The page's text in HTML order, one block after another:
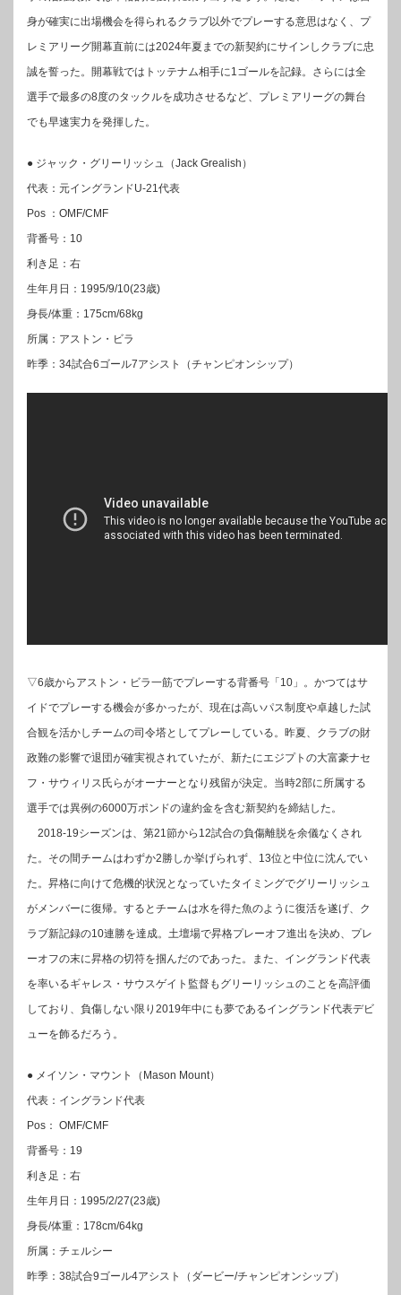
身が確実に出場機会を得られるクラブ以外でプレーする意思はなく、プ
レミアリーグ開幕直前には2024年夏までの新契約にサインしクラブに忠
誠を誓った。開幕戦ではトッテナム相手に1ゴールを記録。さらには全
選手で最多の8度のタックルを成功させるなど、プレミアリーグの舞台
でも早速実力を発揮した。
● ジャック・グリーリッシュ（Jack Grealish）
代表：元イングランドU-21代表
Pos ：OMF/CMF
背番号：10
利き足：右
生年月日：1995/9/10(23歳)
身長/体重：175cm/68kg
所属：アストン・ビラ
昨季：34試合6ゴール7アシスト（チャンピオンシップ）
▽6歳からアストン・ビラ一筋でプレーする背番号「10」。かつてはサ
イドでプレーする機会が多かったが、現在は高いパス制度や卓越した試
合観を活かしチームの司令塔としてプレーしている。昨夏、クラブの財
政難の影響で退団が確実視されていたが、新たにエジプトの大富豪ナセ
フ・サウィリス氏らがオーナーとなり残留が決定。当時2部に所属する
選手では異例の6000万ポンドの違約金を含む新契約を締結した。
2018-19シーズンは、第21節から12試合の負傷離脱を余儀なくされ
た。その間チームはわずか2勝しか挙げられず、13位と中位に沈んでい
た。昇格に向けて危機的状況となっていたタイミングでグリーリッシュ
がメンバーに復帰。するとチームは水を得た魚のように復活を遂げ、ク
ラブ新記録の10連勝を達成。土壇場で昇格プレーオフ進出を決め、プレ
ーオフの末に昇格の切符を掴んだのであった。また、イングランド代表
を率いるギャレス・サウスゲイト監督もグリーリッシュのことを高評価
しており、負傷しない限り2019年中にも夢であるイングランド代表デビ
ューを飾るだろう。
● メイソン・マウント（Mason Mount）
代表：イングランド代表
Pos： OMF/CMF
背番号：19
利き足：右
生年月日：1995/2/27(23歳)
身長/体重：178cm/64kg
所属：チェルシー
昨季：38試合9ゴール4アシスト（ダービー/チャンピオンシップ）